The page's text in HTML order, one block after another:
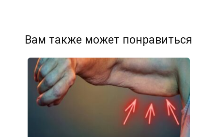
Вам также может понравиться